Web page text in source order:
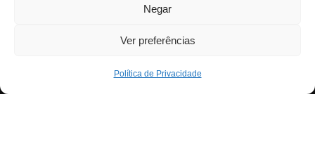
Negar
Ver preferências
Política de Privacidade
| Criado comWordPress